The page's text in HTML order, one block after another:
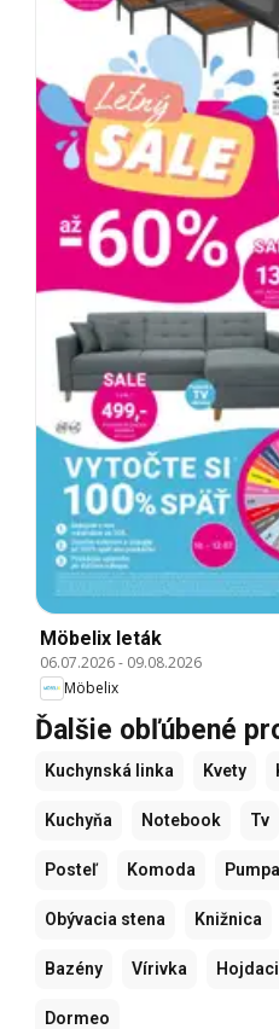
Möbelix leták
06.07.2026- 09.08.2026
Möbelix
Ďalšie obľúbené
Kuchynská linka Kvety
Kuchyňa Notebook Tv
Posteľ Komoda Pumpa
Obývacia stena Knižnica
Bazény Vírivka
Dormeo